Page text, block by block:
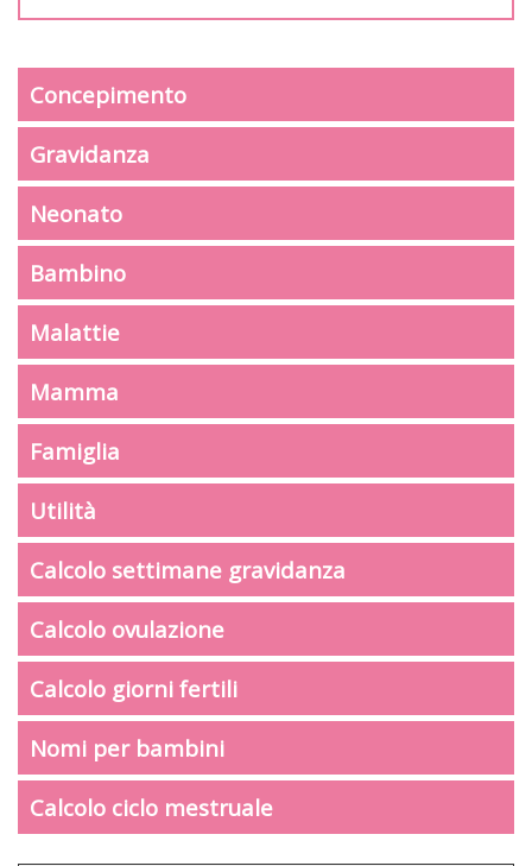
Concepimento
Gravidanza
Neonato
Bambino
Malattie
Mamma
Famiglia
Utilità
Calcolo settimane gravidanza
Calcolo ovulazione
Calcolo giorni fertili
Nomi per bambini
Calcolo ciclo mestruale